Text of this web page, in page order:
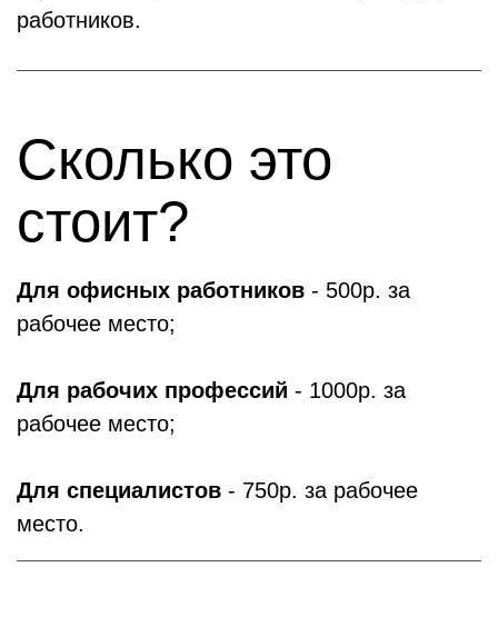
работников.
Сколько это
стоит?
Для офисных работников - 500р. за
рабочее место;
Для рабочих профессий - 1000р. за
рабочее место;
Для специалистов - 750р. за рабочее
место.